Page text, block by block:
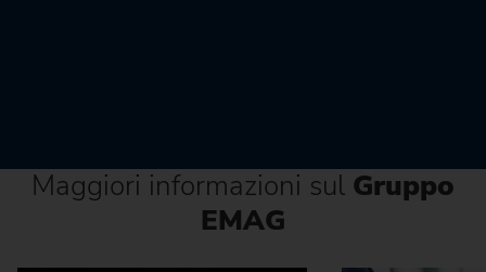
Maggiori informazioni sul Gruppo
EMAG